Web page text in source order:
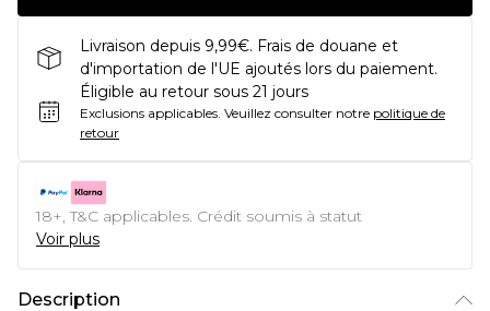
Livraison depuis 9,99€. Frais de douane et
d'importation de l'UE ajoutés lors du paiement.
Éligible au retour sous 21 jours
Exclusions applicables. Veuillez consulter notre politique de
retour
18+, T&C applicables. Crédit soumis à statut
Voir plus
Description